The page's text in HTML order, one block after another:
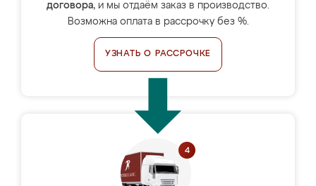
договора, и мы отдаём заказ в производство.
Возможна оплата в рассрочку без %.
УЗНАТЬ О РАССРОЧКЕ